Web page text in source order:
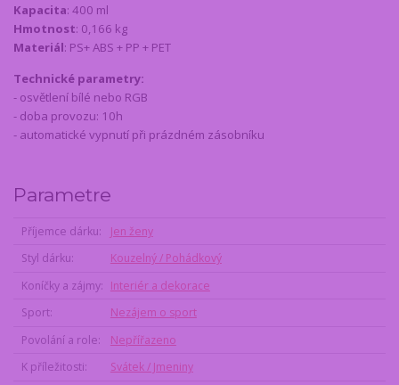
Kapacita: 400 ml
Hmotnost: 0,166 kg
Materiál: PS+ ABS + PP + PET
Technické parametry:
- osvětlení bílé nebo RGB
- doba provozu: 10h
- automatické vypnutí při prázdném zásobníku
Parametre
Příjemce dárku
Jen ženy
Styl dárku
Kouzelný / Pohádkový
Koníčky a zájmy
Interiér a dekorace
Sport
Nezájem o sport
Povolání a role
Nepřířazeno
K příležitosti
Svátek / Jmeniny